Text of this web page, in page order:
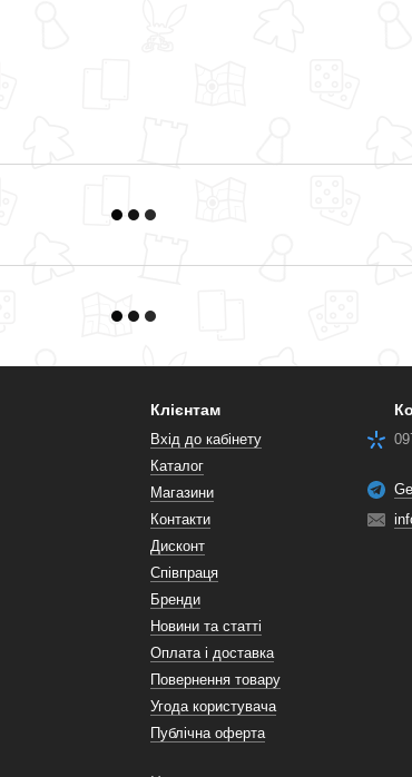
Клієнтам
Вхід до кабінету
Каталог
Магазини
Контакти
Дисконт
Співпраця
Бренди
Новини та статті
Оплата і доставка
Повернення товару
Угода користувача
Публічна оферта